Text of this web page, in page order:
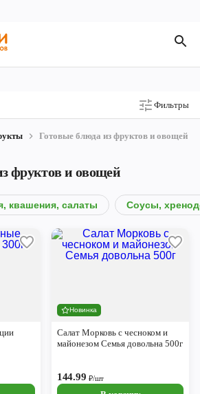
Фильтры
Готовые блюда из фруктов и овощей
фруктов и овощей
квашения, салаты Соусы,
Новинка
Салат Морковь с чесноком и
майонезом Семья довольна 500г
144.99 ₽/шт